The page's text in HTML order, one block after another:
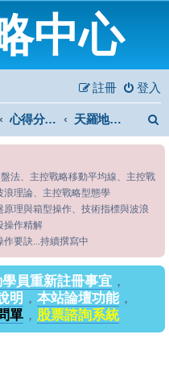
中心
登入
註冊
心得分享專區 天羅地網網聚
法、主控戰略移動平均線、主控戰
理論、主控戰略型態學
理與箱型操作、技術指標與波浪
操作精解
作要訣...持續撰寫中
員重新註冊事宜 ，
明 ， 本站論壇功能，
單， 股票諮詢系統